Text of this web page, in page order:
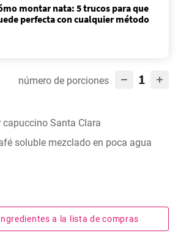
montar nata: 5 trucos para que
perfecta con cualquier método
número de porciones 1
capuccino Santa Clara
soluble mezclado en poca agua
a la lista de compras